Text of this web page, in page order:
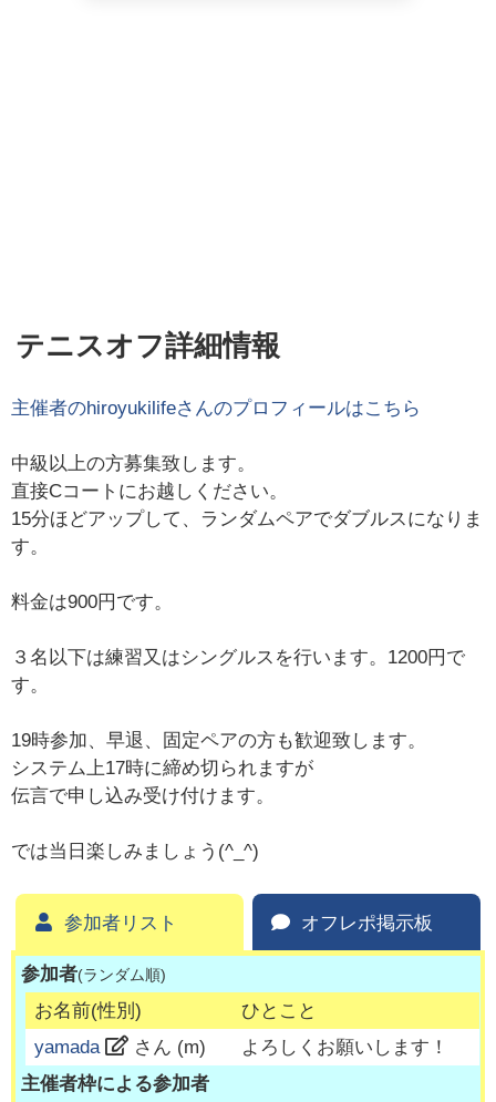
テニスオフ詳細情報
主催者のhiroyukilifeさんのプロフィールはこちら
中級以上の方募集致します。
直接Cコートにお越しください。
15分ほどアップして、ランダムペアでダブルスになりま
す。
料金は900円です。
３名以下は練習又はシングルスを行います。1200円で
す。
19時参加、早退、固定ペアの方も歓迎致します。
システム上17時に締め切られますが
伝言で申し込み受け付けます。
では当日楽しみましょう(^_^)
参加者リスト オフレポ掲示板
参加者(ランダム順)
お名前(性別)
ひとこと
yamada
さん (m)
よろしくお願いします！
主催者枠による参加者